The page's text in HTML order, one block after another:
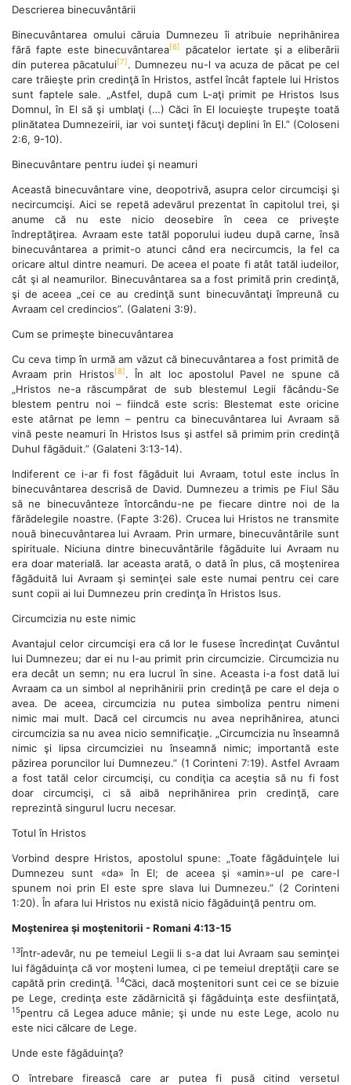
Descrierea binecuvântării
Binecuvântarea omului căruia Dumnezeu îi atribuie neprihănirea
fără fapte este binecuvântarea[6]
păcatelor iertate şi a eliberării
din pu­terea păcatului[7] . Dumnezeu nu-l va acuza de păcat pe cel
care trăieşte prin credinţă în Hristos, astfel încât faptele lui Hristos
sunt faptele sale. „Astfel, după cum L-aţi primit pe Hristos Isus
Domnul, în El să şi umblaţi (…) Căci în El locuieşte trupeşte toată
plinătatea Dumnezeirii, iar voi sunteţi făcuţi deplini în El.” (Coloseni
2:6, 9-10).
Binecuvântare pentru iudei şi neamuri
Această binecuvântare vine, deopotrivă, asupra celor circumcişi şi
necircumcişi. Aici se repetă adevărul prezentat în capitolul trei, şi
anume că nu este nicio deosebire în ceea ce priveşte
îndreptăţirea. Avraam este tatăl poporului iudeu după carne, însă
binecuvântarea a primit-o atunci când era necircumcis, la fel ca
oricare altul dintre neamuri. De aceea el poate fi atât tatăl iudeilor,
cât şi al neamurilor. Binecuvântarea sa a fost primită prin credinţă,
şi de aceea „cei ce au credinţă sunt binecuvântaţi împreună cu
Avraam cel credincios”. (Galateni 3:9).
Cum se primeşte binecuvântarea
Cu ceva timp în urmă am văzut că binecuvântarea a fost primită de
Avraam prin Hristos [8] . În alt loc apostolul Pavel ne spune că
„Hristos ne-a răscumpărat de sub blestemul Legii făcându-Se
blestem pentru noi – fiindcă este scris: Blestemat este oricine
este atârnat pe lemn – pentru ca binecuvântarea lui Avraam să
vină peste neamuri în Hristos Isus şi astfel să primim prin credinţă
Duhul făgăduit.” (Galateni 3:13-14).
Indiferent ce i-ar fi fost făgăduit lui Avraam, totul este inclus în
binecuvântarea descrisă de David. Dumnezeu a trimis pe Fiul Său
să ne binecuvânteze întorcându-ne pe fiecare dintre noi de la
fărădelegile noastre. (Fapte 3:26). Crucea lui Hristos ne transmite
nouă binecuvântarea lui Avraam. Prin urmare, binecuvântările sunt
spirituale. Niciuna dintre binecuvântările făgăduite lui Avraam nu
era doar materială. Iar aceasta arată, o dată în plus, că moştenirea
făgăduită lui Avraam şi seminţei sale este numai pentru cei care
sunt copii ai lui Dumnezeu prin credinţa în Hristos Isus.
Circumcizia nu este nimic
Avantajul celor circumcişi era că lor le fusese încredinţat Cuvântul
lui Dumnezeu; dar ei nu l-au primit prin circumcizie. Circumcizia nu
era decât un semn; nu era lucrul în sine. Aceasta i-a fost dată lui
Avraam ca un simbol al neprihănirii prin credinţă pe care el deja o
avea. De aceea, circumcizia nu putea simboliza pentru nimeni
nimic mai mult. Dacă cel circumcis nu avea neprihănirea, atunci
circumcizia sa nu avea nicio semnificaţie. „Circumcizia nu înseamnă
nimic şi lipsa circumciziei nu înseamnă nimic; importantă este
păzirea poruncilor lui Dumnezeu.” (1 Corinteni 7:19). Astfel Avraam
a fost tatăl celor circumcişi, cu condiţia ca aceştia să nu fi fost
doar circumcişi, ci să aibă neprihănirea prin credinţă, care
reprezintă singurul lucru necesar.
Totul în Hristos
Vorbind despre Hristos, apostolul spune: „Toate făgăduinţele lui
Dumnezeu sunt «da» în El; de aceea şi «amin»-ul pe care-l
spunem noi prin El este spre slava lui Dumnezeu.” (2 Corinteni
1:20). În afara lui Hristos nu există nicio făgăduinţă pentru om.
Moştenirea şi moştenitorii - Romani 4:13-15
13Într-adevăr, nu pe temeiul Legii li s-a dat lui Avraam sau seminţei
lui făgăduinţa că vor moşteni lumea, ci pe temeiul dreptăţii care se
capătă prin credinţă.14Căci, dacă moştenitori sunt cei ce se bizuie
pe Lege, credinţa este zădărnicită şi făgăduinţa este desfiinţată,
15pentru că Legea aduce mânie; şi unde nu este Lege, acolo nu
este nici călcare de Lege.
Unde este făgăduinţa?
O întrebare firească care ar putea fi pusă citind versetul